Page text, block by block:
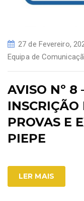
27 de Fevereiro,
Equipa de
AVISO Nº 8
INSCRIÇÃO
PROVAS E
PIEPE
LER MAIS